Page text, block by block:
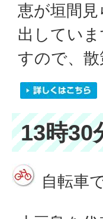
恵が垣間
出してい
すので、
13時30
自転車